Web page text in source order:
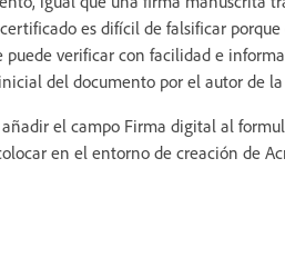
es difícil de falsificar
verificar con facilidad e
del documento por el autor de
el campo Firma digital al
en el entorno de creación de